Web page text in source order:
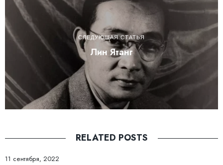
СЛЕДУЮЩАЯ СТАТЬЯ
Лин Ятанг
RELATED POSTS
11 сентября, 2022